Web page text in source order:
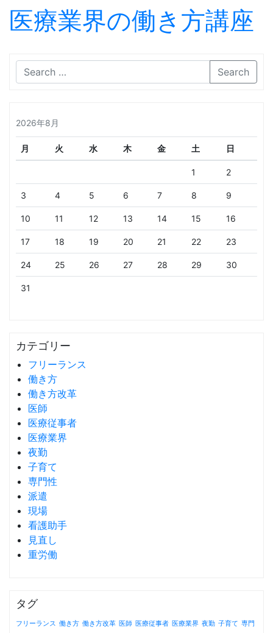
医療業界の働き方講座
Search
2026年8月
月 火 水 木 金 土 日
1 2
3 4 5 6 7 8 9
10 11 12 13 14 15 16
17 18 19 20 21 22 23
24 25 26 27 28 29 30
31
カテゴリー
フリーランス
働き方
働き方改革
医師
医療従事者
医療業界
夜勤
子育て
専門性
派遣
現場
看護助手
見直し
重労働
タグ
フリーランス 働き方 働き方改革 医師 医療従事者 医療業界 夜勤 子育て 専門